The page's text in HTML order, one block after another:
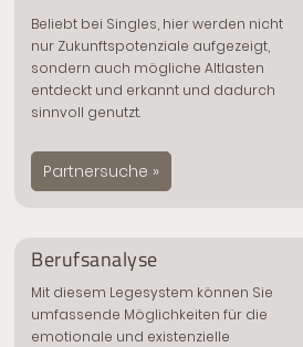
Beliebt bei Singles, hier werden nicht
nur Zukunftspotenziale aufgezeigt,
sondern auch mögliche Altlasten
entdeckt und erkannt und dadurch
sinnvoll genutzt.
Partnersuche »
Berufsanalyse
Mit diesem Legesystem können Sie
umfassende Möglichkeiten für die
emotionale und existenzielle